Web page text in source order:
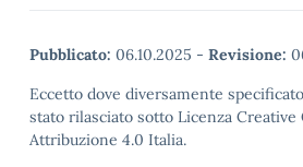
Pubblicato: 06.10.2025 - Revisione:
Eccetto dove diversamente
stato rilasciato sotto Licenza Creative
Attribuzione 4.0 Italia.